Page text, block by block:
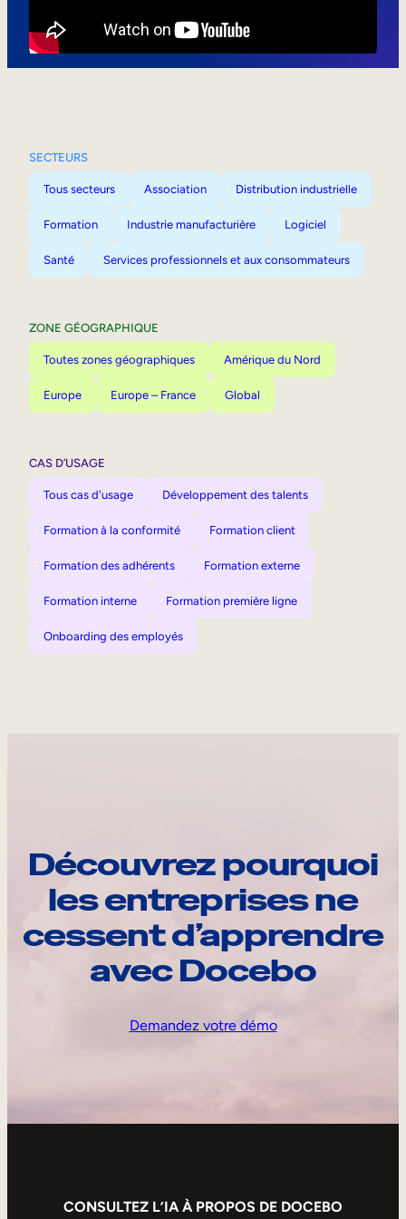
SECTEURS
Tous secteurs Association Distribution industrielle
Formation Industrie manufacturière Logiciel
Santé Services professionnels et aux consommateurs
ZONE GÉOGRAPHIQUE
Toutes zones géographiques Amérique du Nord
Europe Europe – France Global
CAS D’USAGE
Tous cas d'usage Développement des talents
Formation à la conformité Formation client
Formation des adhérents Formation externe
Formation interne Formation première ligne
Onboarding des employés
Découvrez pourquoi
les entreprises ne
cessent d’apprendre
avec Docebo
Demandez votre démo
CONSULTEZ L’IA À PROPOS DE DOCEBO